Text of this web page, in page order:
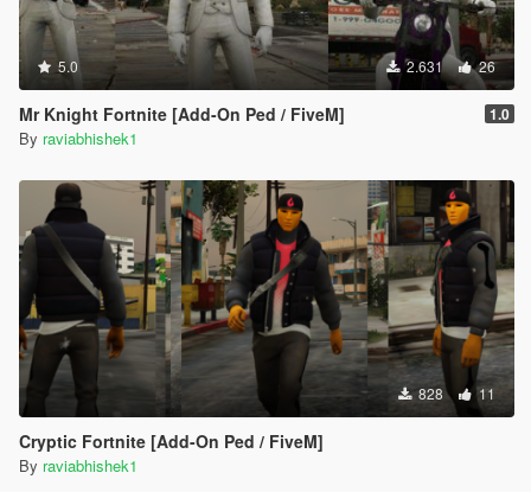
5.0 2.631 26
Mr Knight Fortnite [Add-On Ped / FiveM] 1.0
By raviabhishek1
828 11
Cryptic Fortnite [Add-On Ped / FiveM]
By raviabhishek1